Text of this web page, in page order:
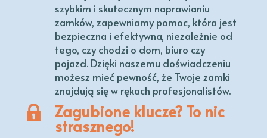
szybkim i skutecznym naprawianiu
zamków, zapewniamy pomoc, która jest
bezpieczna i efektywna, niezależnie od
tego, czy chodzi o dom, biuro czy
pojazd. Dzięki naszemu doświadczeniu
możesz mieć pewność, że Twoje zamki
znajdują się w rękach profesjonalistów.
Zagubione klucze? To nic
strasznego!